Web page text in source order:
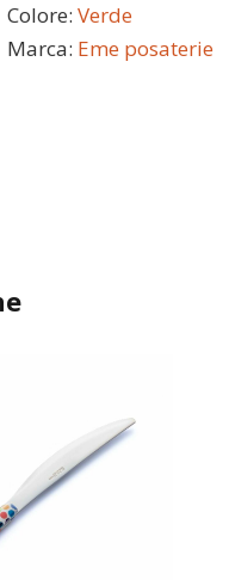
Colore: Verde
Marca: Eme posaterie